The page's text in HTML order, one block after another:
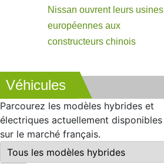
Nissan ouvrent leurs usines
européennes aux
constructeurs chinois
Véhicules
Parcourez les modèles hybrides et
électriques actuellement disponibles
sur le marché français.